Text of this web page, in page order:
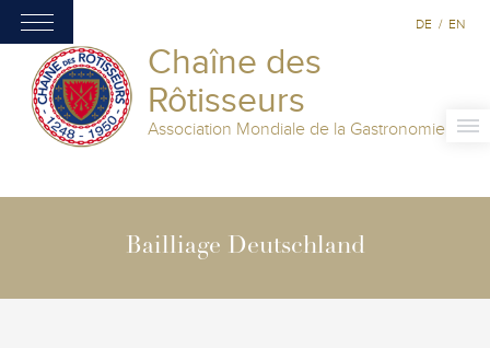
Chaîne des
Rôtisseurs
Association Mondiale de la Gastronomie
DE / EN
Bailliage Deutschland